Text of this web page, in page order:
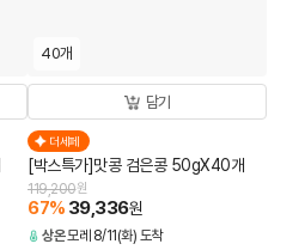
40개
담기
더세페
[박스특가]맛콩 검은콩 50gX40개
119,200원
67% 39,336원
상온모레 8/11(화) 도착